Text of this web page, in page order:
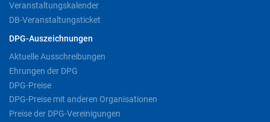
Veranstaltungskalender
DB-Veranstaltungsticket
DPG-Auszeichnungen
Aktuelle Ausschreibungen
Ehrungen der DPG
DPG-Preise
DPG-Preise mit anderen Organisationen
Preise der DPG-Vereinigungen